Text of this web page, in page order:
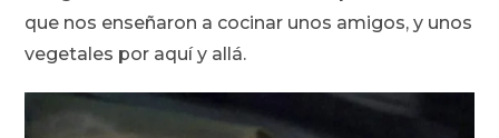
que nos enseñaron a cocinar unos amigos, y unos
vegetales por aquí y allá.